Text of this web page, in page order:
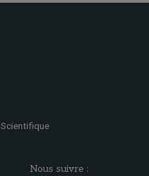
Nous suivre :